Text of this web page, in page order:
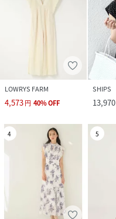
LOWRYS FARM
4,573円 40%OFF
SHIPS
13,970
4 5